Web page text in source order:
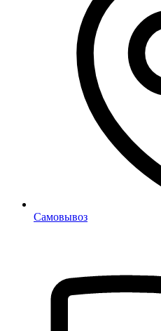
Самовывоз